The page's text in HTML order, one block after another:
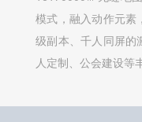
模式，融入动作元素
级副本、千人同屏的
人定制、公会建设等